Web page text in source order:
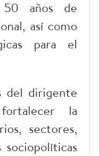
años de
así como
para el
del dirigente
la
sectores,
sociopolíticas